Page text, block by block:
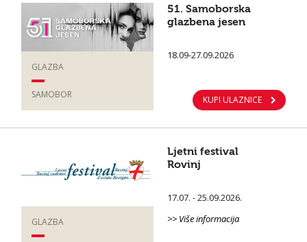
GLAZBA
SAMOBOR
51. Samoborska
glazbena jesen
18.09-27.09.2026
KUPI ULAZNICE
GLAZBA
Ljetni festival
Rovinj
17.07. - 25.09.2026.
>> Više informacija